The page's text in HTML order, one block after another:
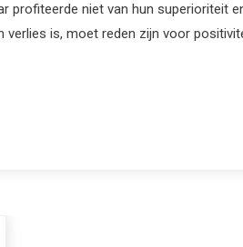
profiteerde niet van hun
is, moet reden zijn voor